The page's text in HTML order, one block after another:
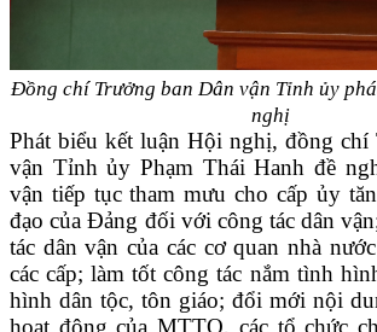
Đồng chí Trưởng ban Dân vận Tỉnh ủy
nghị
Phát biểu kết luận Hội nghị, đồng chí
vận Tỉnh ủy Phạm Thái Hanh đề
vận tiếp tục tham mưu cho cấp ủy
đạo của Đảng đối với công tác dân
tác dân vận của các cơ quan nhà
các cấp; làm tốt công tác nắm tình
hình dân tộc, tôn giáo; đổi mới nội